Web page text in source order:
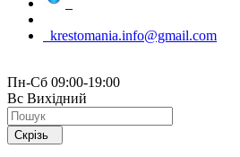
krestomania.info@gmail.com
Пн-Сб 09:00-19:00
Вс Вихідний
Скрізь